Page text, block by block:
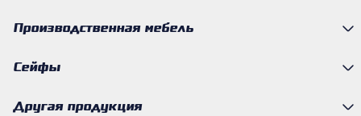
Производственная мебель
Сейфы
Другая продукция